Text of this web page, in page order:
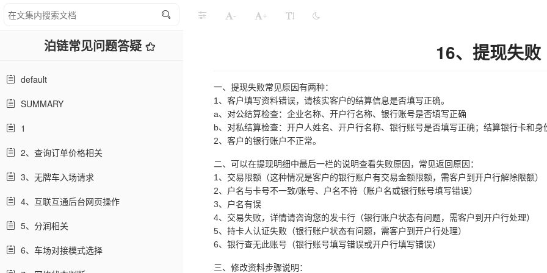
泊链常见问题答疑
default
SUMMARY
1
2、查询订单价格相关
3、无牌车入场请求
4、互联互通后台网页操作
5、分润相关
6、车场对接模式选择
- +
16、提现失败
一、提现失败常见原因有两种：
1、客户填写资料错误，请核实客户的结算信息是否填写正确。
a、对公结算检查：企业名称、开户行名称、银行账号是否填写正确
b、对私结算检查：开户人姓名、开户行名称、银行账号是否填写正确；结算银行卡和身
2、客户的银行账户不正常。
二、可以在提现明细中最后一栏的说明查看失败原因，常见返回原因：
1、交易限额（这种情况是客户的银行账户有交易金额限额，需客户到开户行解除限额）
2、户名与卡号不一致/账号、户名不符（账户名或银行账号填写错误）
3、户名有误
4、交易失败，详情请咨询您的发卡行（银行账户状态有问题，需客户到开户行处理）
5、持卡人认证失败（银行账户状态有问题，需客户到开户行处理）
6、银行查无此账号（银行账号填写错误或开户行填写错误）
三、修改资料步骤说明：